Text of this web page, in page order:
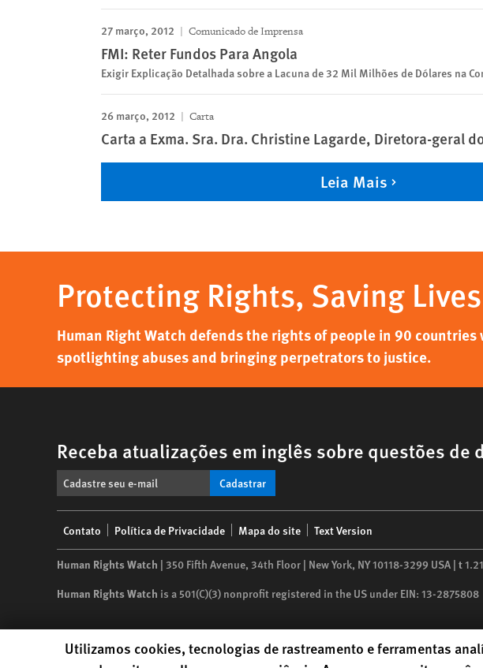
27 março, 2012 Comunicado de Imprensa
FMI: Reter Fundos Para Angola
Exigir Explicação Detalhada sobre a Lacuna de 32 Mil Milhões de Dólares na
26 março, 2012 Carta
Carta a Exma. Sra. Dra. Christine Lagarde, Diretora-geral
Leia Mais
Protecting Rights, Saving Lives
Human Right Watch defends the rights of people in 90 countries
spotlighting abuses and bringing perpetrators to justice.
Receba atualizações em inglês sobre questões de
Cadastrar
menu
Contato Política de Privacidade Mapa do site Text Version
Human Rights Watch | 350 Fifth Avenue, 34th Floor | New York, NY10118-3299 USA | t
Human Rights Watch is a 501(C)(3) nonprofit registered in the US under EIN: 13-2875808
Human Rights Watch cookie preferences
Utilizamos cookies, tecnologias de rastreamento e ferramentas